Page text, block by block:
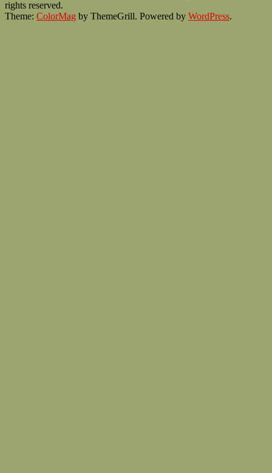
rights reserved.
Theme: ColorMag by ThemeGrill. Powered by WordPress.